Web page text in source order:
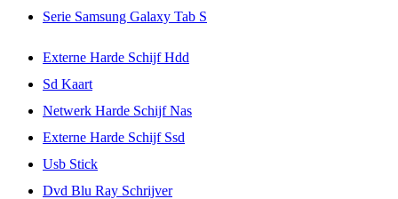
Serie Samsung Galaxy Tab S
Externe Harde Schijf Hdd
Sd Kaart
Netwerk Harde Schijf Nas
Externe Harde Schijf Ssd
Usb Stick
Dvd Blu Ray Schrijver